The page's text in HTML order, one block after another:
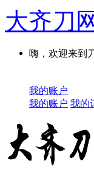
大齐刀
嗨，欢迎来到
我的账户
我的账户 我的